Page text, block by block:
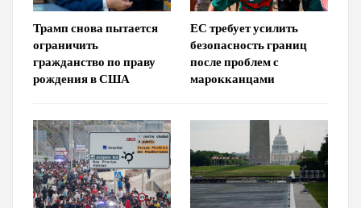
Трамп снова пытается
ограничить
гражданство по праву
рождения в США
ЕС требует усилить
безопасность границ
после проблем с
марокканцами